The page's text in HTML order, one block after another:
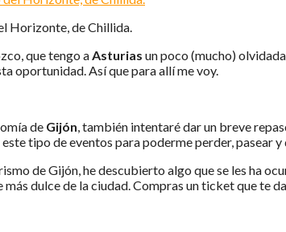
Horizonte, de Chillida.
que tengo aAsturias un poco (mucho)
oportunidad. Así que para allí me voy.
de Gijón, también intentaré dar un breve
tipo de eventos para poderme perder, pasear
de Gijón, he descubierto algo que se les ha
dulce de la ciudad. Compras un ticket que te